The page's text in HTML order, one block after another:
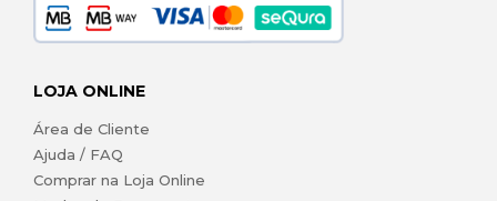
LOJA ONLINE
Área de Cliente
Ajuda / FAQ
Comprar na Loja Online